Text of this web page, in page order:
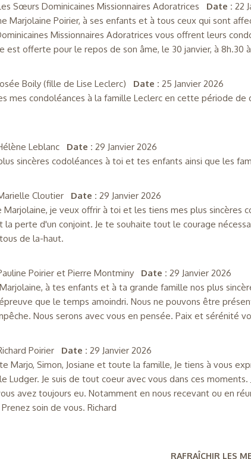
Sœurs Dominicaines Missionnaires Adoratrices Date : 22
Marjolaine Poirier, à ses enfants et à tous ceux qui sont
Missionnaires Adoratrices vous offrent leurs
est offerte pour le repos de son âme, le 30 janvier, à 8h.30
Boily (fille de Lise Leclerc) Date : 25 Janvier 2026
mes condoléances à la famille Leclerc en cette période
Leblanc Date : 29 Janvier 2026
sincères codoléances à toi et tes enfants ainsi que les
Cloutier Date : 29 Janvier 2026
Marjolaine, je veux offrir à toi et les tiens mes plus sincères
la perte d'un conjoint. Je te souhaite tout le courage
de la-haut.
Poirier et Pierre Montminy Date : 29 Janvier 2026
à tes enfants et à ta grande famille nos plus
que le temps amoindri. Nous ne pouvons être
Nous serons avec vous en pensée. Paix et sérénité
Poirier Date : 29 Janvier 2026
Marjo, Simon, Josiane et toute la famille, Je tiens à vous
Ludger. Je suis de tout coeur avec vous dans ces
avez toujours eu. Notamment en nous recevant ou en
soin de vous. Richard
RAFRAÎCHIR LES